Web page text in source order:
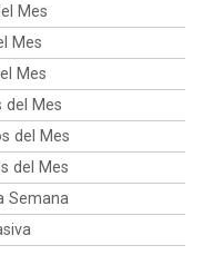
Mes
Mes
Mes
Mes
del Mes
del Mes
Semana